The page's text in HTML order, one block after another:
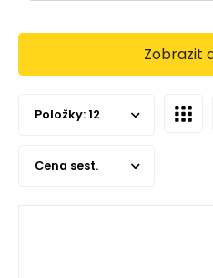
Zobrazit
Položky: 12
Cena sest.